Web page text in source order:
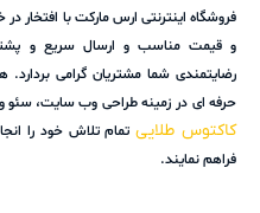
فروشگاه اینترنتی ارس مارکت با افتخار
و قیمت مناسب و ارسال سریع و
رضایتمندی شما مشتریان گرامی
حرفه ای در زمینه طراحی وب سایت، سئو و
کاکتوس طلاییتمام تلاش خود را
فراهم نمایند.